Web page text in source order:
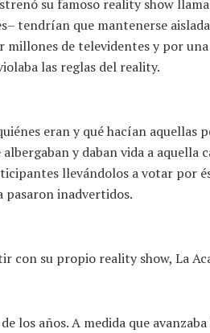
su famoso reality show
tendrían que mantenerse
de televidentes y por
las reglas del reality.
eran y qué hacían aquellas
y daban vida a
llevándolos a votar por
pasaron inadvertidos.
su propio reality show, La
años. A medida que